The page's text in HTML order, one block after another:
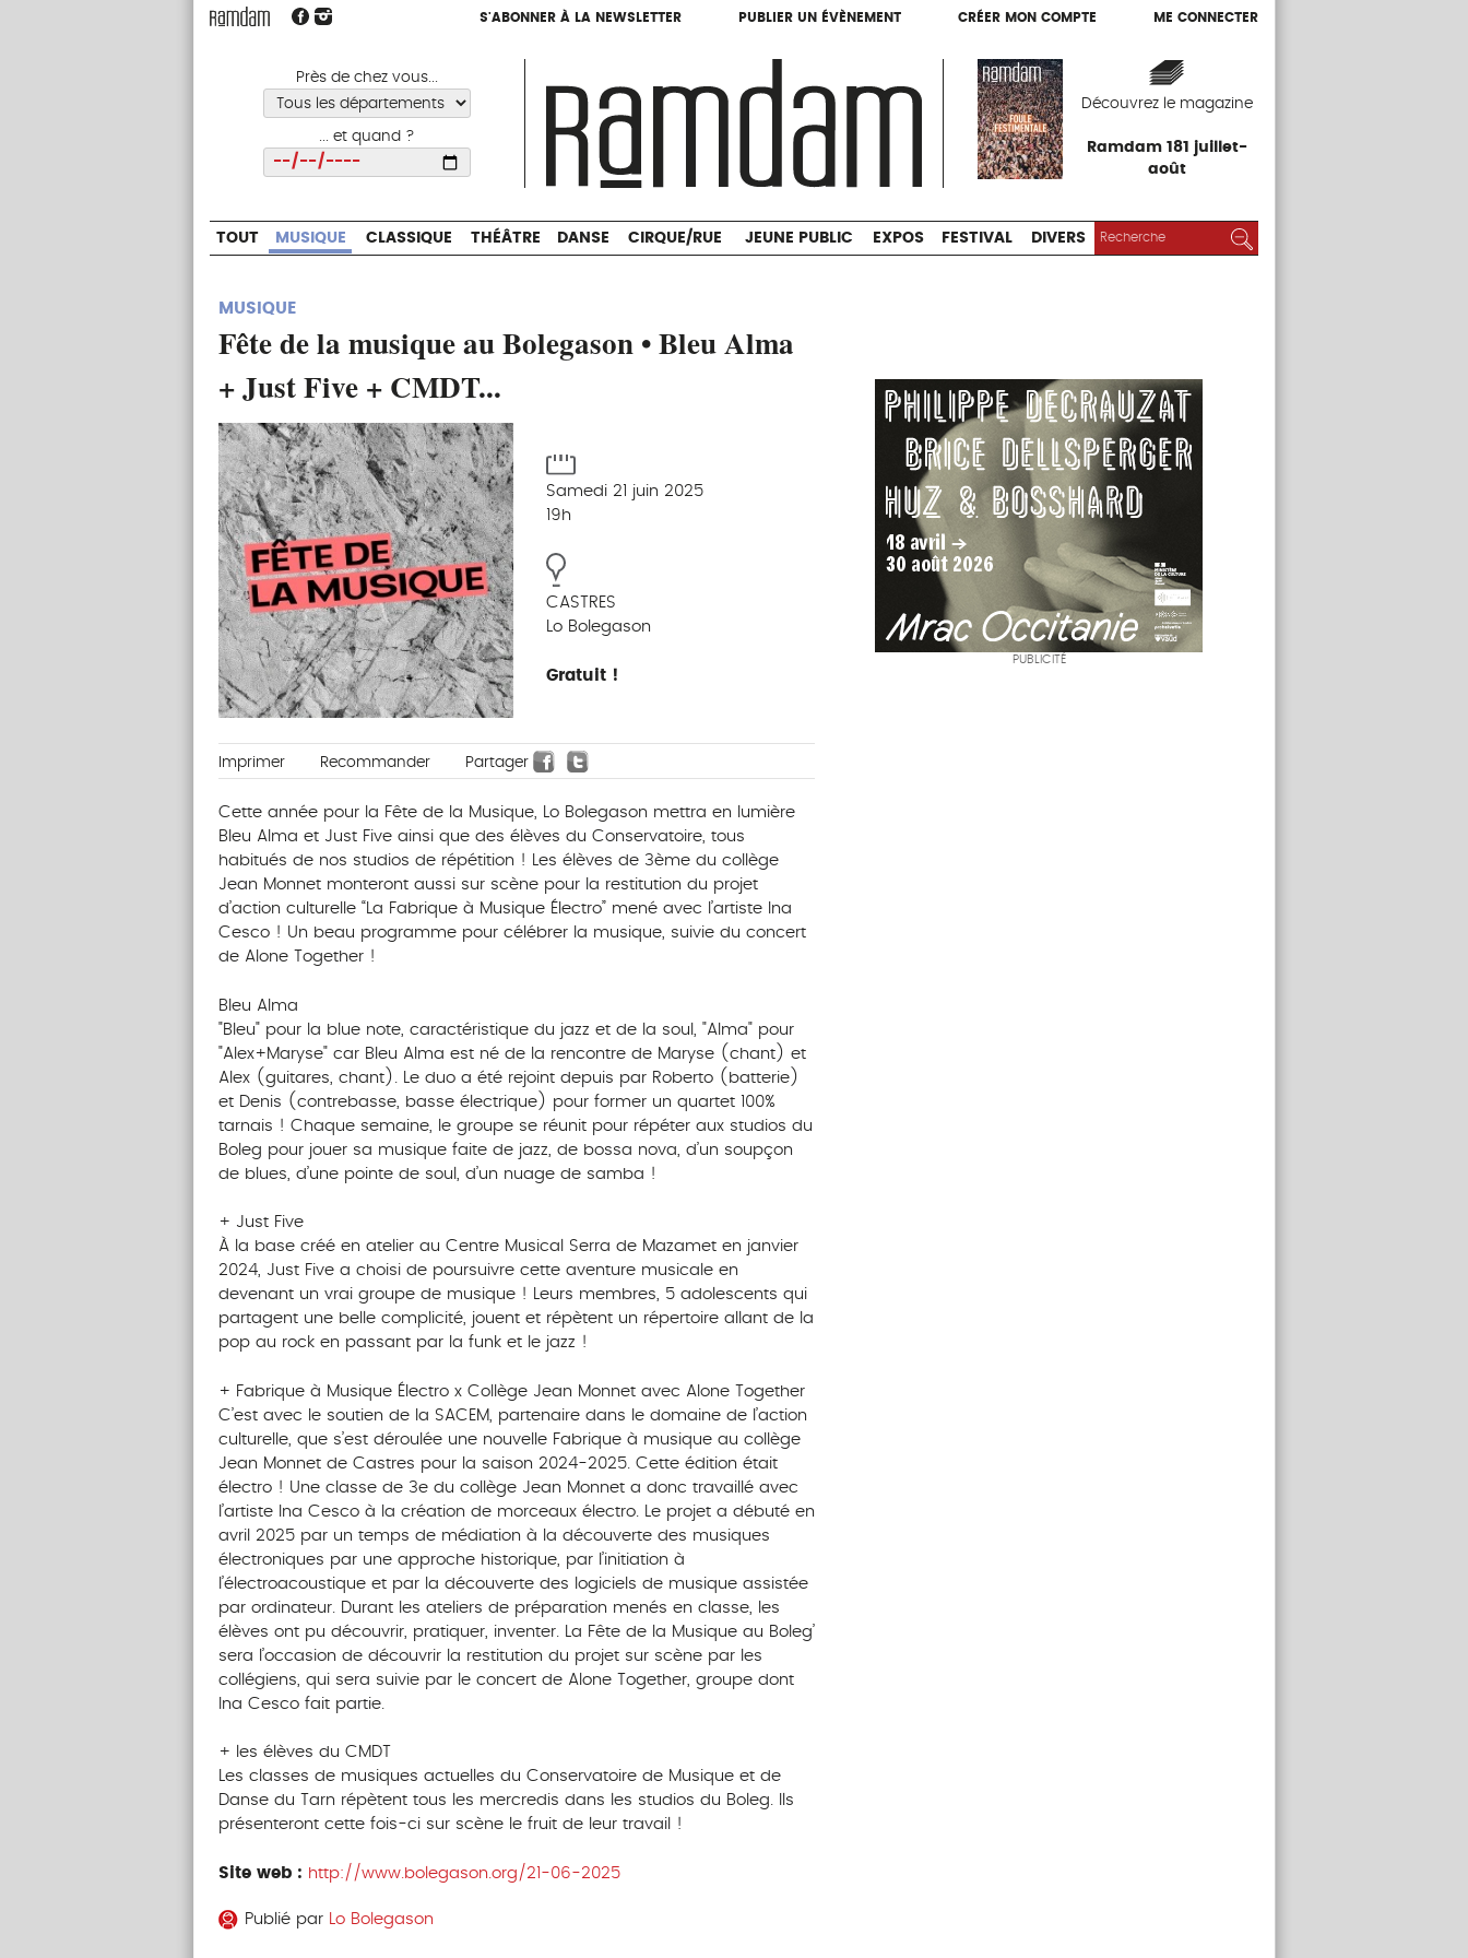
S'ABONNER À LA NEWSLETTER PUBLIER UN ÉVÈNEMENT CRÉER MON COMPTE ME CONNECTER
Près de chez vous...
... et quand ?
Découvrez le magazine
Ramdam 181 juillet-
août
S'ABONNER À LA NEWSLETTER PUBLIER UN ÉVÈNEMENT CRÉER MON COMPTE ME CONNECTER
CIRQUE/RUE JEUNE PUBLIC EXPOS
TOUT MUSIQUE CLASSIQUE THÉÂTRE DANSE CIRQUE/RUE JEUNE PUBLIC EXPOS FESTIVAL DIVERS RECHERCHER :
MUSIQUE
Fête de la musique au Bolegason • Bleu Alma
+ Just Five + CMDT...
Samedi 21 juin 2025
19h
CASTRES
Lo Bolegason
Gratuit !
Imprimer Recommander Partager
Cette année pour la Fête de la Musique, Lo Bolegason mettra en lumière
Bleu Alma et Just Five ainsi que des élèves du Conservatoire, tous
habitués de nos studios de répétition ! Les élèves de 3ème du collège
Jean Monnet monteront aussi sur scène pour la restitution du projet
d’action culturelle “La Fabrique à Musique Électro” mené avec l’artiste Ina
Cesco ! Un beau programme pour célébrer la musique, suivie du concert
de Alone Together !
Bleu Alma
"Bleu" pour la blue note, caractéristique du jazz et de la soul, "Alma" pour
"Alex+Maryse" car Bleu Alma est né de la rencontre de Maryse (chant) et
Alex (guitares, chant). Le duo a été rejoint depuis par Roberto (batterie)
et Denis (contrebasse, basse électrique) pour former un quartet 100%
tarnais ! Chaque semaine, le groupe se réunit pour répéter aux studios du
Boleg pour jouer sa musique faite de jazz, de bossa nova, d’un soupçon
de blues, d’une pointe de soul, d’un nuage de samba !
+ Just Five
À la base créé en atelier au Centre Musical Serra de Mazamet en janvier
2024, Just Five a choisi de poursuivre cette aventure musicale en
devenant un vrai groupe de musique ! Leurs membres, 5 adolescents qui
partagent une belle complicité, jouent et répètent un répertoire allant de la
pop au rock en passant par la funk et le jazz !
+ Fabrique à Musique Électro x Collège Jean Monnet avec Alone Together
C’est avec le soutien de la SACEM, partenaire dans le domaine de l’action
culturelle, que s’est déroulée une nouvelle Fabrique à musique au collège
Jean Monnet de Castres pour la saison 2024-2025. Cette édition était
électro ! Une classe de 3e du collège Jean Monnet a donc travaillé avec
l’artiste Ina Cesco à la création de morceaux électro. Le projet a débuté en
avril 2025 par un temps de médiation à la découverte des musiques
électroniques par une approche historique, par l’initiation à
l’électroacoustique et par la découverte des logiciels de musique assistée
par ordinateur. Durant les ateliers de préparation menés en classe, les
élèves ont pu découvrir, pratiquer, inventer. La Fête de la Musique au Boleg’
sera l’occasion de découvrir la restitution du projet sur scène par les
collégiens, qui sera suivie par le concert de Alone Together, groupe dont
Ina Cesco fait partie.
+ les élèves du CMDT
Les classes de musiques actuelles du Conservatoire de Musique et de
Danse du Tarn répètent tous les mercredis dans les studios du Boleg. Ils
présenteront cette fois-ci sur scène le fruit de leur travail !
Site web : http://www.bolegason.org/21-06-2025
Publié par Lo Bolegason
PUBLICITÉ